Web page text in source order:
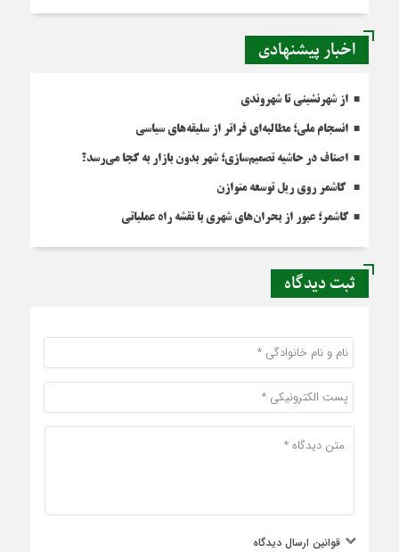
اخبار پیشنهادی
از شهرنشینی تا شهروندی
انسجام ملی؛ مطالبه‌ای فراتر از سلیقه‌های سیاسی
اصناف در حاشیه تصمیم‌سازی؛ شهر بدون بازار به کجا می‌رسد؟
کاشمر روی ریل توسعه متوازن
کاشمر؛ عبور از بحران‌های شهری با نقشه راه عملیاتی
ثبت دیدگاه
قوانین ارسال دیدگاه